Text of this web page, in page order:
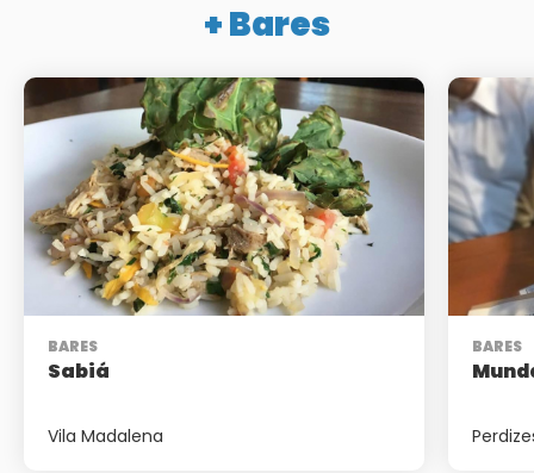
+ Bares
BARES
Sabiá
Vila Madalena
BARES